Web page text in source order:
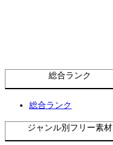
総合ランク
総合ランク
ジャンル別フリー素材